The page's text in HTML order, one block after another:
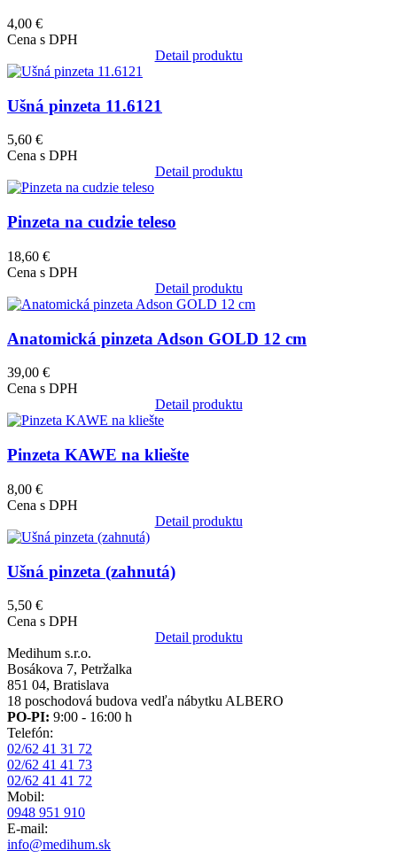
4,00 €
Cena s DPH
Detail produktu
Obrázok
Ušná pinzeta 11.6121
5,60 €
Cena s DPH
Detail produktu
Obrázok
Pinzeta na cudzie teleso
18,60 €
Cena s DPH
Detail produktu
Obrázok
Anatomická pinzeta Adson GOLD 12 cm
39,00 €
Cena s DPH
Detail produktu
Obrázok
Pinzeta KAWE na kliešte
8,00 €
Cena s DPH
Detail produktu
Obrázok
Ušná pinzeta (zahnutá)
5,50 €
Cena s DPH
Detail produktu
Medihum s.r.o.
Bosákova 7, Petržalka
851 04, Bratislava
18 poschodová budova vedľa nábytku ALBERO
PO-PI: 9:00 - 16:00 h
Telefón:
02/62 41 31 72
02/62 41 41 73
02/62 41 41 72
Mobil:
0948 951 910
E-mail:
info@medihum.sk